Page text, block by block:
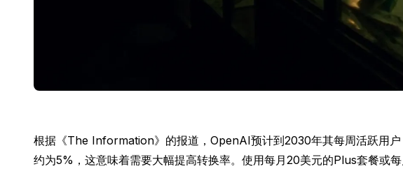
根据《The Information》的报道，OpenAI预计到2030年其每周活跃用
约为5%，这意味着需要大幅提高转换率。使用每月20美元的Plus套餐或